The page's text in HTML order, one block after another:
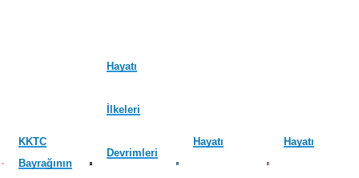
KKTC
Bayrağının
Hayatı
İlkeleri
Devrimleri
Hayatı Hayatı